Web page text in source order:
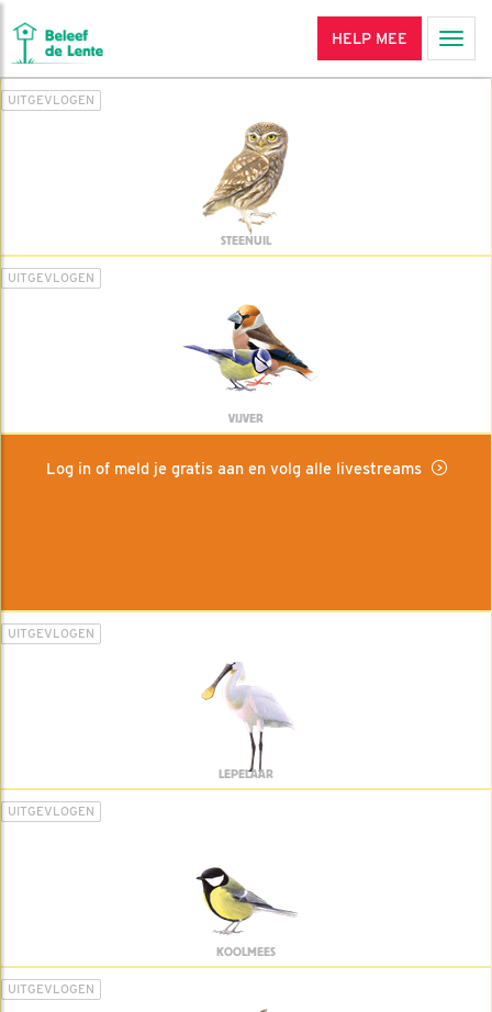
HELP MEE
UITGEVLOGEN
STEENUIL
UITGEVLOGEN
VIJVER
Log in of meld je gratis aan en volg alle livestreams
UITGEVLOGEN
LEPELAAR
UITGEVLOGEN
KOOLMEES
UITGEVLOGEN